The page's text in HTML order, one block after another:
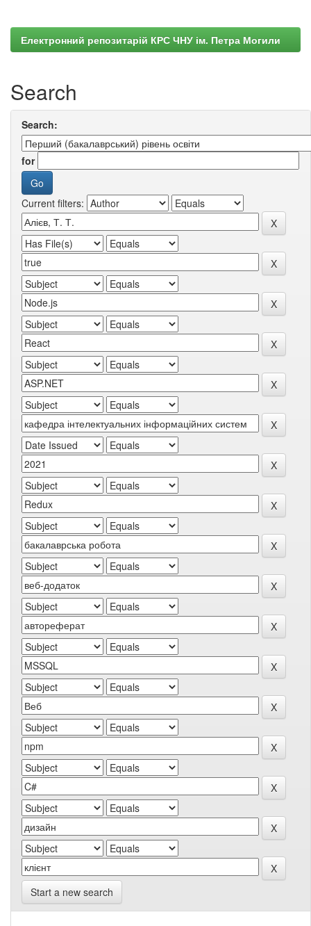
Електронний репозитарій КРС ЧНУ ім. Петра Могили
Search
Search:
for
Current filters:
Start a new search